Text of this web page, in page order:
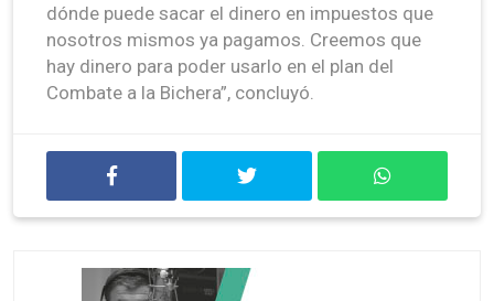
dónde puede sacar el dinero en impuestos que
nosotros mismos ya pagamos. Creemos que
hay dinero para poder usarlo en el plan del
Combate a la Bichera”, concluyó.